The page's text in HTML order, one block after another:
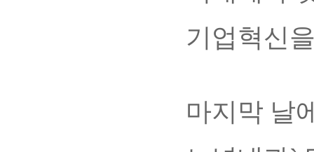
기업혁신
마지막 날